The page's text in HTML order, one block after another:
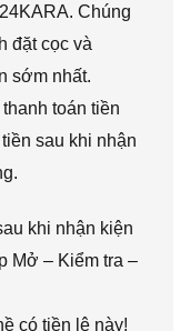
Chúng
đặt cọc và
sớm nhất.
toán tiền
sau khi nhận
khi nhận kiện
Mở – Kiểm tra –
có tiền lệ này!